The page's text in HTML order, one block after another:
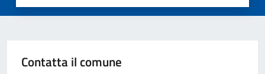
Contatta il comune